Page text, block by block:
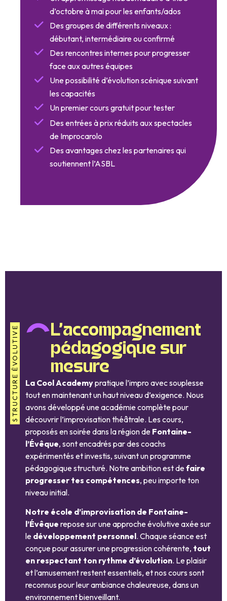
d’octobre à mai pour les enfants/ados
Des groupes de différents niveaux :
débutant, intermédiaire ou confirmé
Des rencontres internes pour progresser
face aux autres équipes
Une possibilité d’évolution scénique suivant
les capacités
Un premier cours gratuit pour tester
Des entrées à prix réduits aux spectacles
de Improcarolo
Des avantages chez les partenaires qui
soutiennent l’ASBL
STRUCTURE ÉVOLUTIVE
L'accompagnement
pédagogique sur
mesure
La Cool Academypratique l’impro avec souplesse
tout en maintenant un haut niveau d’exigence. Nous
avons développé une académie complète pour
découvrir l’improvisation théâtrale. Les cours,
proposés en soirée dans la région de Fontaine-
l’Évêque, sont encadrés par des coachs
expérimentés et investis, suivant un programme
pédagogique structuré. Notre ambition est defaire
progresser tes compétences, peu importe ton
niveau initial.
Notre école d’improvisation de Fontaine-
l’Évêque repose sur une approche évolutive axée sur
le développement personnel. Chaque séance est
conçue pour assurer une progression cohérente, tout
en respectant ton rythme d’évolution. Le plaisir
et l’amusement restent essentiels, et nos cours sont
reconnus pour leur ambiance chaleureuse, dans un
environnement bienveillant.